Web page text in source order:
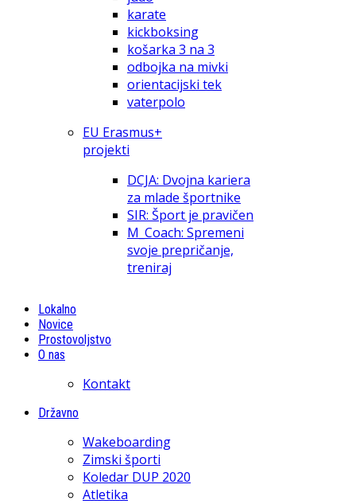
karate
kickboksing
košarka 3 na 3
odbojka na mivki
orientacijski tek
vaterpolo
EU Erasmus+
projekti
DCJA: Dvojna kariera
za mlade športnike
SIR: Šport je pravičen
M_Coach: Spremeni
svoje prepričanje,
treniraj
Lokalno
Novice
Prostovoljstvo
O nas
Kontakt
Državno
Wakeboarding
Zimski športi
Koledar DUP 2020
Atletika